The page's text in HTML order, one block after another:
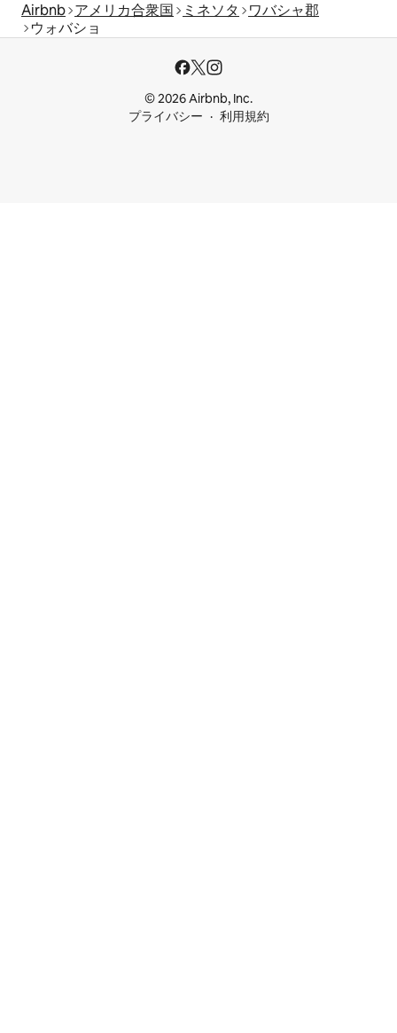
Airbnb アメリカ合衆国 ミネソタ
ワバシャ郡
ウォバショ
© 2026 Airbnb, Inc.
プライバシー
利用規約